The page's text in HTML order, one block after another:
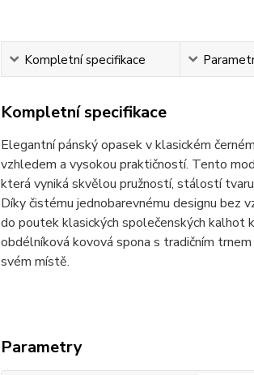
Kompletní specifikace
Kompletní specifikace
Elegantní pánský opasek v klasickém
vzhledem a vysokou praktičností. Tento
která vyniká skvělou pružností, stálostí
Díky čistému jednobarevnému designu bez
do poutek klasických společenských kalhot
obdélníková kovová spona s tradičním
svém místě.
Parametry